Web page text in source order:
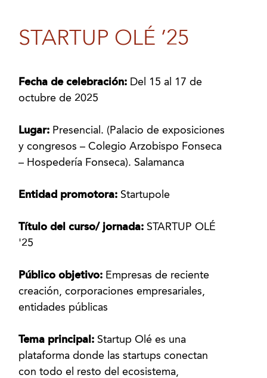
STARTUP OLÉ ’25
Fecha de celebración: Del 15 al 17 de
octubre de 2025
Lugar: Presencial. (Palacio de exposiciones
y congresos – Colegio Arzobispo Fonseca
– Hospedería Fonseca). Salamanca
Entidad promotora: Startupole
Título del curso/ jornada: STARTUP OLÉ
'25
Público objetivo: Empresas de reciente
creación, corporaciones empresariales,
entidades públicas
Tema principal: Startup Olé es una
plataforma donde las startups conectan
con todo el resto del ecosistema,